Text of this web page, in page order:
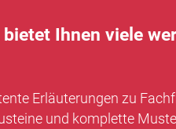
Ihnen viele
Erläuterungen zu
und komplette